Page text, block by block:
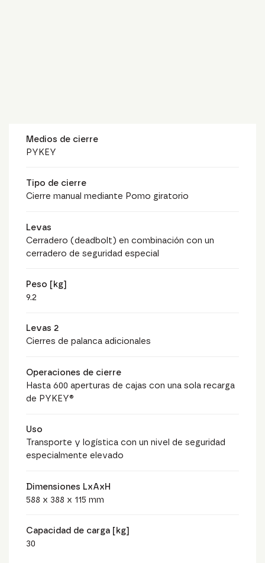
Medios de cierre
PYKEY
Tipo de cierre
Cierre manual mediante Pomo giratorio
Levas
Cerradero (deadbolt) en combinación con un
cerradero de seguridad especial
Peso [kg]
9.2
Levas 2
Cierres de palanca adicionales
Operaciones de cierre
Hasta 600 aperturas de cajas con una sola recarga
de PYKEY®
Uso
Transporte y logística con un nivel de seguridad
especialmente elevado
Dimensiones LxAxH
588 x 388 x 115 mm
Capacidad de carga [kg]
30